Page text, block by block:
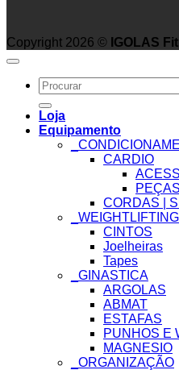
Copyright 2026 © IGOLAS
Search
for:
Loja
Equipamento
CARDIO
CORDAS |
_WEIGHTLIFTING
CINTOS
Joelheiras
Tapes
_GINASTICA
ARGOLAS
ABMAT
ESTAFAS
PUNHOS E
MAGNESIO
_ORGANIZAÇÃO